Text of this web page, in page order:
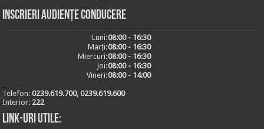
Inscrieri audiențe conducere
Luni:08:00 - 16:30
Marți:08:00 - 16:30
Miercuri:08:00 - 16:30
Joi:08:00 - 16:30
Vineri:08:00 - 14:00
Telefon:0239.619.700, 0239.619.600
Interior: 222
Link-uri utile: